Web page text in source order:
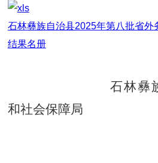
石林彝族自治县2025年第八批省外
结果名册
石林彝
和社会保障局